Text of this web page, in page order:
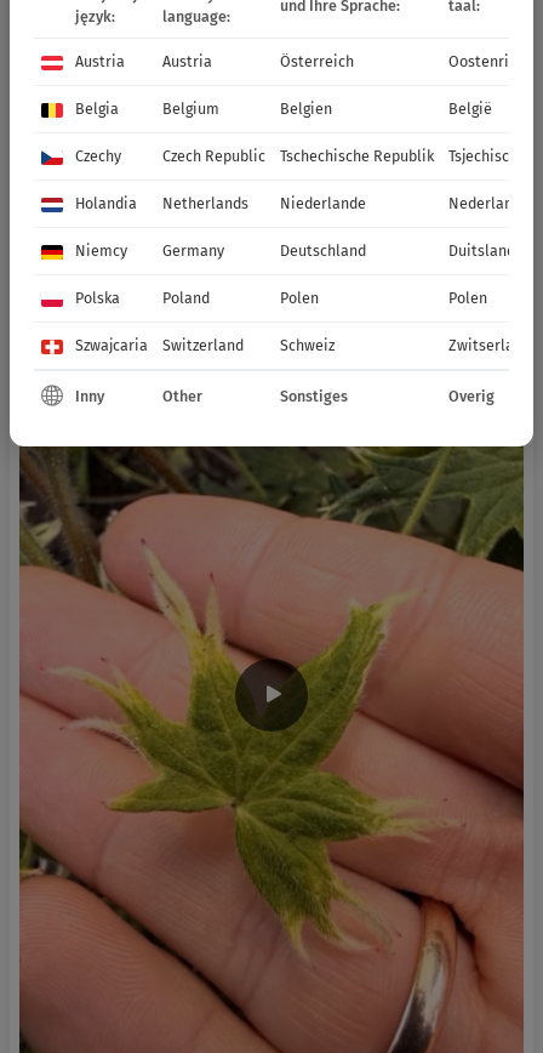
język:
language:
und Ihre Sprache: taal:
Austria Austria Österreich Oostenrijk
Belgia Belgium Belgien België
Czechy Czech Republic Tschechische Republik Tsjechische
Holandia Netherlands Niederlande Nederland
Niemcy Germany Deutschland Duitsland
Polska Poland Polen Polen
Szwajcaria Switzerland Schweiz Zwitserland
Inny Other Sonstiges Overig